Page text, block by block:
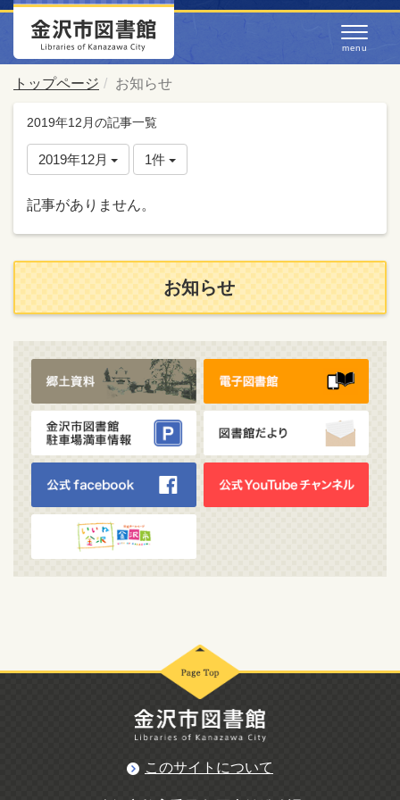
トップページ お知らせ
2019年12月の記事一覧
2019年12月 1件
記事がありません。
お知らせ
このサイトについて